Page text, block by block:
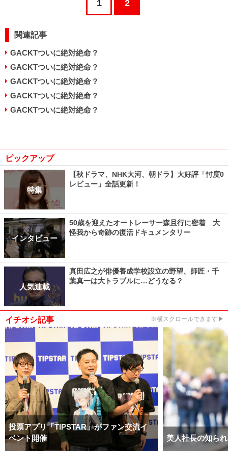
1 2
関連記事
GACKTついに絶対絶命？
GACKTついに絶対絶命？
GACKTついに絶対絶命？
GACKTついに絶対絶命？
GACKTついに絶対絶命？
ピックアップ
特集
【秋ドラマ、NHK大河、朝ドラ】大好評「忖度0
レビュー」全話更新！
インタビュー
50歳を迎えたオートレーサー森且行に密着 大
怪我から奇跡の復活ドキュメンタリー
人気連載
真田広之が俳優養成学校設立の野望、師匠・千
葉真一は大トラブルに…どうなる？
イチオシ記事 ※横スクロールできます▶
投票アプリ「TIPSTAR」がファン交流イ
ベント開催
美人社長の知ら